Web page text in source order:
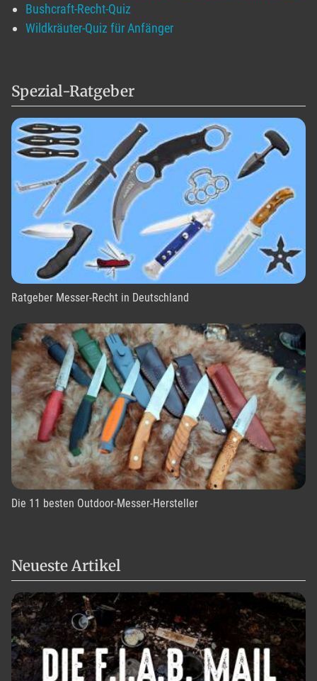
Bushcraft-Recht-Quiz
Wildkräuter-Quiz für Anfänger
Spezial-Ratgeber
Ratgeber Messer-Recht in Deutschland
Die 11 besten Outdoor-Messer-Hersteller
Neueste Artikel